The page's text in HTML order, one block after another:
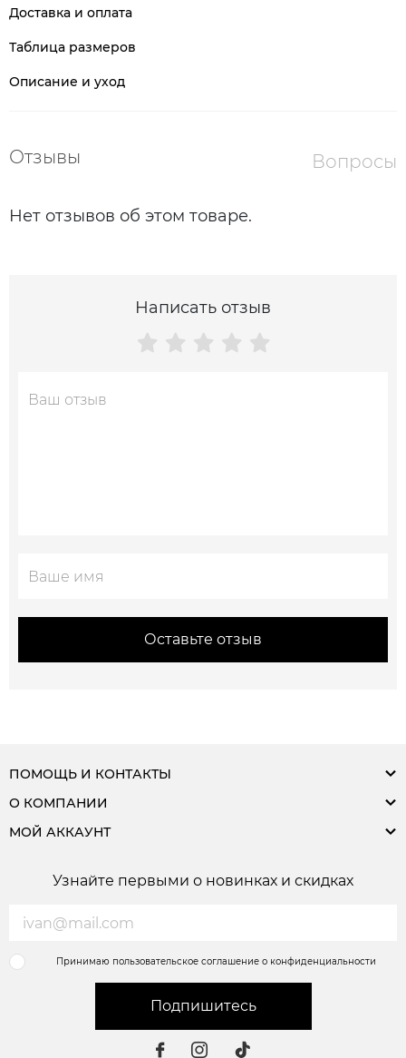
Доставка и оплата
Таблица размеров
Описание и уход
Отзывы Вопросы
Нет отзывов об этом товаре.
Написать отзыв
Оставьте отзыв
ПОМОЩЬ И КОНТАКТЫ
О КОМПАНИИ
МОЙ АККАУНТ
Узнайте первыми о новинках и скидках
Принимаю пользовательское соглашение о конфиденциальности
Подпишитесь